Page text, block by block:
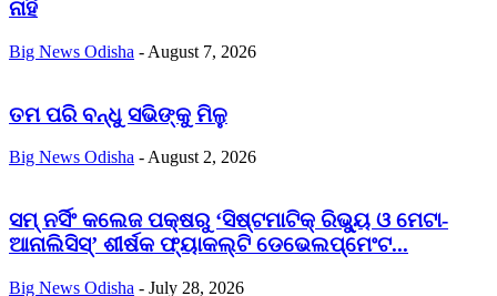
ନାହିଁ
Big News Odisha - August 7, 2026
ତମ ପରି ବନ୍ଧୁ ସଭିଙ୍କୁ ମିଳୁ
Big News Odisha - August 2, 2026
ସମ୍ ନର୍ସିଂ କଲେଜ ପକ୍ଷରୁ ‘ସିଷ୍ଟମାଟିକ୍ ରିଭ୍ୟୁ ଓ ମେଟା-
ଆନାଲିସିସ୍‌’ ଶୀର୍ଷକ ଫ୍ୟାକଲ୍ଟି ଡେଭେଲପ୍‌ମେଂଟ...
Big News Odisha - July 28, 2026